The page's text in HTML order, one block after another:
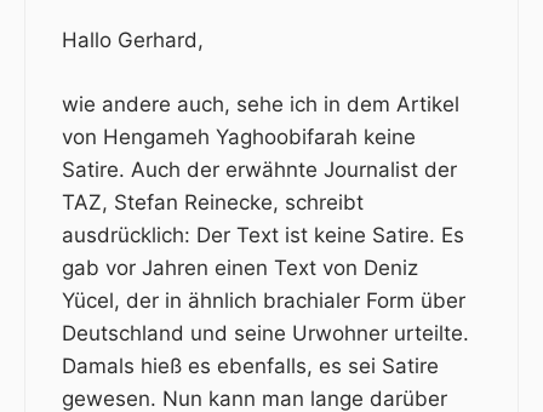
Hallo Gerhard,
wie andere auch, sehe ich in dem Artikel
von Hengameh Yaghoobifarah keine
Satire. Auch der erwähnte Journalist der
TAZ, Stefan Reinecke, schreibt
ausdrücklich: Der Text ist keine Satire. Es
gab vor Jahren einen Text von Deniz
Yücel, der in ähnlich brachialer Form über
Deutschland und seine Urwohner urteilte.
Damals hieß es ebenfalls, es sei Satire
gewesen. Nun kann man lange darüber